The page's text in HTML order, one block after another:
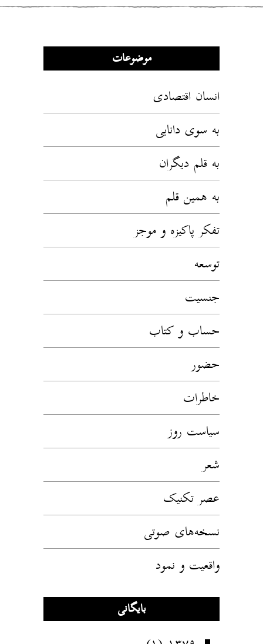
موضوعات
انسان اقتصادی
به سوی دانایی
به قلم دیگران
به همین قلم
تفکر پاکیزه و موجز
توسعه
جنسیت
حساب و کتاب
حضور
خاطرات
سیاست روز
شعر
عصر تکنیک
نسخه‌های صوتی
واقعیت و نمود
بایگانی